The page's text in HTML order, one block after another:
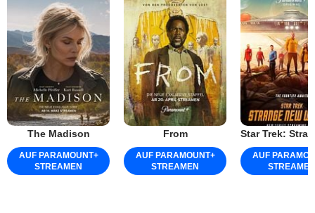
The Madison
AUF PARAMOUNT+
STREAMEN
From
AUF PARAMOUNT+
STREAMEN
AUF
STREAMEN